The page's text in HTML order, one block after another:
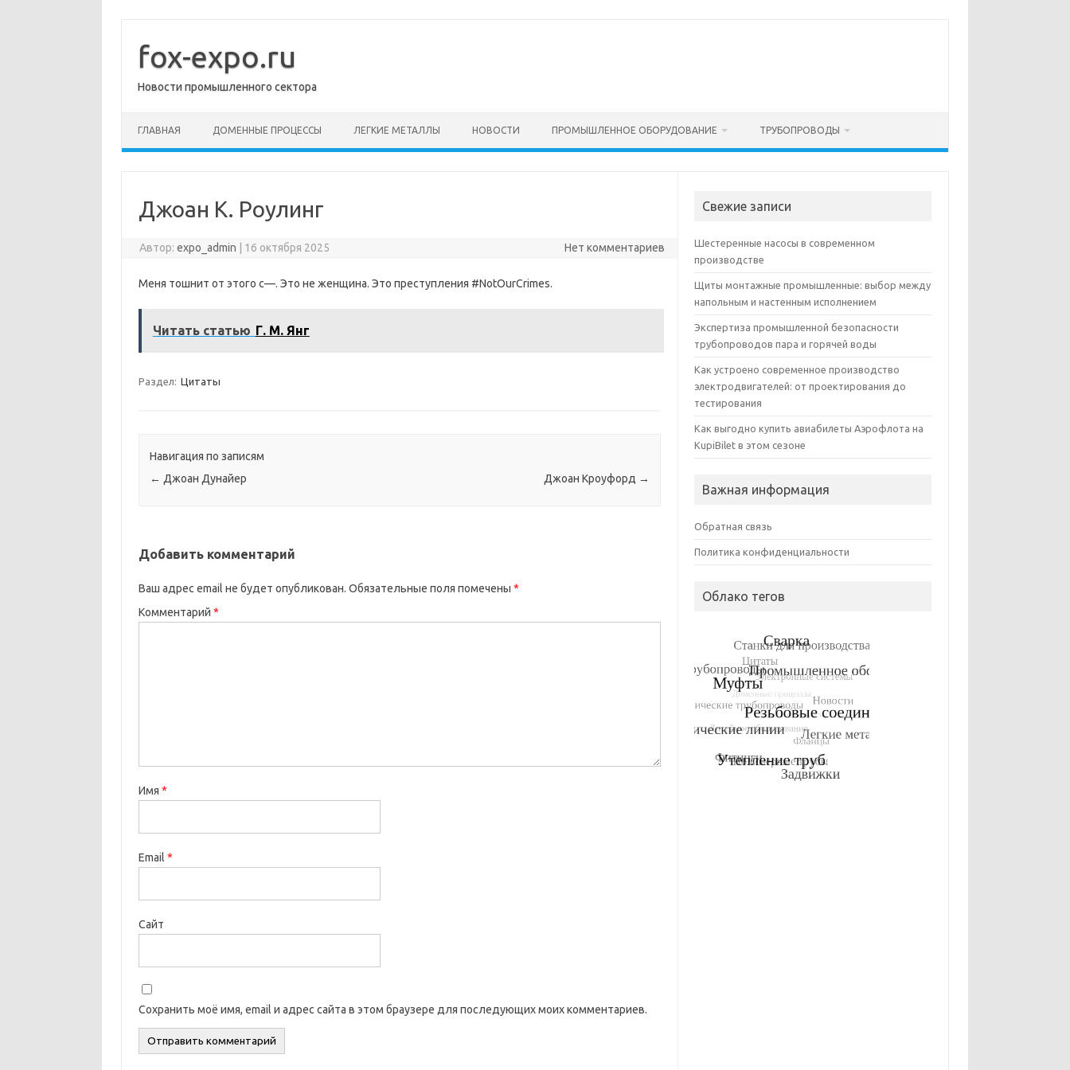
содержимому
fox-expo.ru
Новости промышленного сектора
ГЛАВНАЯ ДОМЕННЫЕ ПРОЦЕССЫ ЛЕГКИЕ МЕТАЛЛЫ НОВОСТИ ПРОМЫШЛЕННОЕ ОБОРУДОВАНИЕ ТРУБОПРОВОДЫ
Джоан К. Роулинг
Автор:expo_admin 16 октября 2025 Нет комментариев
Меня тошнит от этого с—. Это не женщина. Это преступления #NotOurCrimes.
Читать статью Г. М. Янг
Раздел: Цитаты
Навигация по записям
← Джоан Дунайер Джоан Кроуфорд →
Добавить комментарий
Ваш адрес email не будет опубликован. Обязательные поля помечены *
Комментарий *
Имя *
Email *
Сайт
Сохранить моё имя, email и адрес сайта в этом браузере для последующих моих комментариев.
Свежие записи
Шестеренные насосы в современном
производстве
Щиты монтажные промышленные: выбор между
напольным и настенным исполнением
Экспертиза промышленной безопасности
трубопроводов пара и горячей воды
Как устроено современное производство
электродвигателей: от проектирования до
тестирования
Как выгодно купить авиабилеты Аэрофлота на
KupiBilet в этом сезоне
Важная информация
Обратная связь
Политика конфиденциальности
Облако тегов